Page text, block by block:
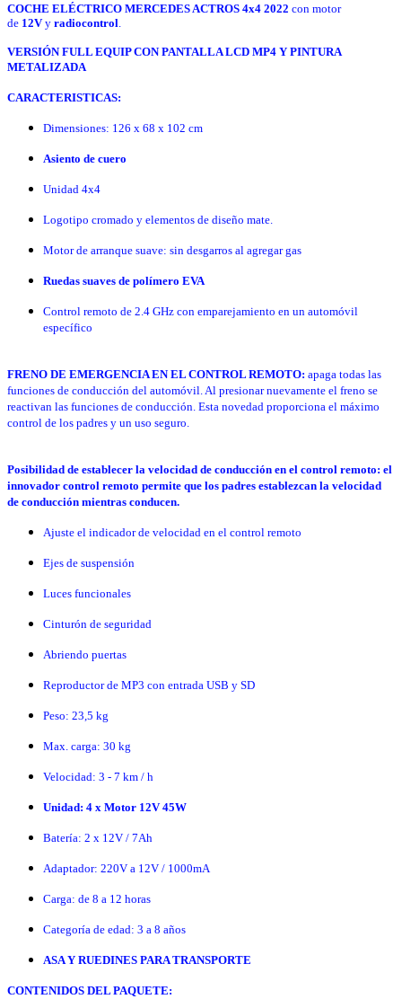
COCHE ELÉCTRICO MERCEDES ACTROS 4x4 2022 con motor
de 12Vy radiocontrol
VERSIÓN FULL EQUIP CON PANTALLA LCD MP4 Y PINTURA
METALIZADA
CARACTERISTICAS:
Dimensiones: 126 x 68 x 102 cm
Asiento de cuero
Unidad 4x4
Logotipo cromado y elementos de diseño mate.
Motor de arranque suave: sin desgarros al agregar gas
Ruedas suaves de polímero EVA
Control remoto de 2.4 GHz con emparejamiento en un automóvil
específico
FRENO DE EMERGENCIA EN EL CONTROL REMOTO: apaga todas las
funciones de conducción del automóvil. Al presionar nuevamente el freno se
reactivan las funciones de conducción. Esta novedad proporciona el máximo
control de los padres y un uso seguro.
Posibilidad de establecer la velocidad de conducción en el control remoto: el
innovador control remoto permite que los padres establezcan la velocidad
de conducción mientras conducen.
Ajuste el indicador de velocidad en el control remoto
Ejes de suspensión
Luces funcionales
Cinturón de seguridad
Abriendo puertas
Reproductor de MP3 con entrada USB y SD
Peso: 23,5 kg
Max. carga: 30 kg
Velocidad: 3 - 7 km / h
Unidad: 4 x Motor 12V 45W
Batería: 2 x 12V / 7Ah
Adaptador: 220V a 12V / 1000mA
Carga: de 8 a 12 horas
Categoría de edad: 3 a 8 años
ASA Y RUEDINES PARA TRANSPORTE
CONTENIDOS DEL PAQUETE: